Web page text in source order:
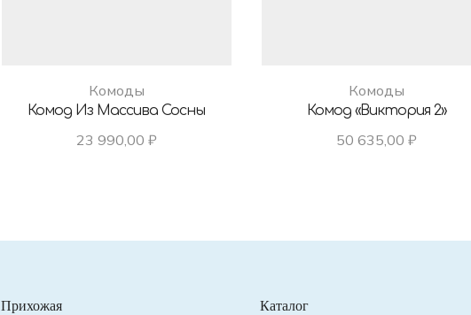
Комоды
Комод Из Массива Сосны
23 990,00 ₽
Комоды
Комод «Виктория 2»
50 635,00₽
Прихожая Каталог